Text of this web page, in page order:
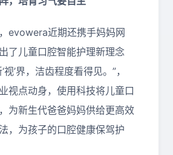
evowera近期还携手妈妈网
了儿童口腔智能护理新理念
视’界，洁齿程度看得见。”，
视点动身，使用科技将儿童口
为新生代爸爸妈妈供给更高效
，为孩子的口腔健康保驾护